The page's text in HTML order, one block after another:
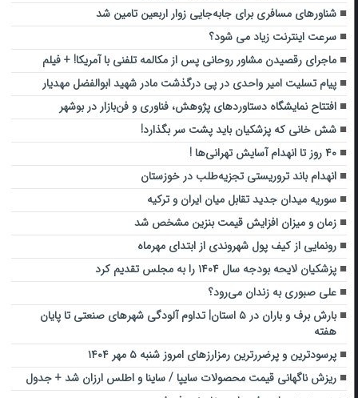
شناورهای مسافری برای جابه‌جایی زوار اربعین تامین شد
سرعت اینترنت زیاد می شود؟
ماجرای رقصیدن مشاور روحانی پس از مکالمه تلفنی با آمریکا! + فیلم
پیام تسلیت امیر واحدی در پی درگذشت مادر شهید ابوالفضل مهدیار
افتتاح نمایشگاه دستاوردهای پژوهش، فناوری و فن‌بازار در بوشهر
شش خانی که پزشکیان باید پشت سر بگذارد!
۴۰ روز تا انهدام آسایش تهرانی‌ها !
انهدام باند تروریستی تجزیه‌طلب در خوزستان
سوریه میدان جدید تقابل میان ایران و ترکیه
زمان و میزان افزایش قیمت بنزین مشخص شد
رونمایی از کیف پول شهروندی از ابتدای مهرماه
پزشکیان لایحه بودجه سال ۱۴۰۴ را به مجلس تقدیم کرد
علی صبوری به زندان می‌رود؟
بارش برف و باران در ۵ استان| تداوم آلودگی شهرهای صنعتی تا پایان
هفته
پرسودترین و پرضررترین رمزارزهای امروز شنبه ۵ مهر ۱۴۰۴
ریزش ناگهانی قیمت محصولات سایپا / ساینا و اطلس ارزان شد + جدول